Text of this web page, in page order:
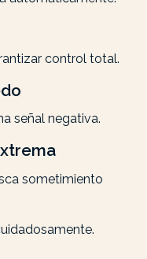
control total.
señal negativa.
sometimiento